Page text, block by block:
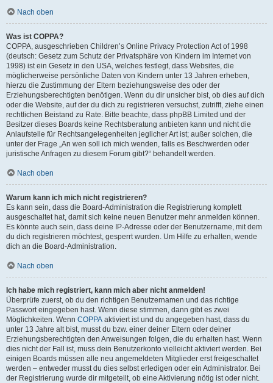
Nach oben
Was ist COPPA?
COPPA, ausgeschrieben Children’s Online Privacy Protection Act of 1998
(deutsch: Gesetz zum Schutz der Privatsphäre von Kindern im Internet von
1998) ist ein Gesetz in den USA, welches festlegt, dass Websites, die
möglicherweise persönliche Daten von Kindern unter 13 Jahren erheben,
hierzu die Zustimmung der Eltern beziehungsweise des oder der
Erziehungsberechtigten benötigen. Wenn du dir unsicher bist, ob dies auf dich
oder die Website, auf der du dich zu registrieren versuchst, zutrifft, ziehe einen
rechtlichen Beistand zu Rate. Bitte beachte, dass phpBB Limited und der
Besitzer dieses Boards keine Rechtsberatung anbieten kann und nicht die
Anlaufstelle für Rechtsangelegenheiten jeglicher Art ist; außer solchen, die
unter der Frage „An wen soll ich mich wenden, falls es Beschwerden oder
juristische Anfragen zu diesem Forum gibt?“ behandelt werden.
Nach oben
Warum kann ich mich nicht registrieren?
Es kann sein, dass die Board-Administration die Registrierung komplett
ausgeschaltet hat, damit sich keine neuen Benutzer mehr anmelden können.
Es könnte auch sein, dass deine IP-Adresse oder der Benutzername, mit dem
du dich registrieren möchtest, gesperrt wurden. Um Hilfe zu erhalten, wende
dich an die Board-Administration.
Nach oben
Ich habe mich registriert, kann mich aber nicht anmelden!
Überprüfe zuerst, ob du den richtigen Benutzernamen und das richtige
Passwort eingegeben hast. Wenn diese stimmen, dann gibt es zwei
Möglichkeiten. Wenn COPPA aktiviert ist und du angegeben hast, dass du
unter 13 Jahre alt bist, musst du bzw. einer deiner Eltern oder deiner
Erziehungsberechtigten den Anweisungen folgen, die du erhalten hast. Wenn
dies nicht der Fall ist, muss dein Benutzerkonto vielleicht aktiviert werden. Bei
einigen Boards müssen alle neu angemeldeten Mitglieder erst freigeschaltet
werden – entweder musst du dies selbst erledigen oder ein Administrator. Bei
der Registrierung wurde dir mitgeteilt, ob eine Aktivierung nötig ist oder nicht.